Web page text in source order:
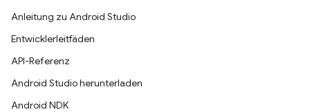
Anleitung zu Android Studio
Entwicklerleitfäden
API-Referenz
Android Studio herunterladen
Android NDK